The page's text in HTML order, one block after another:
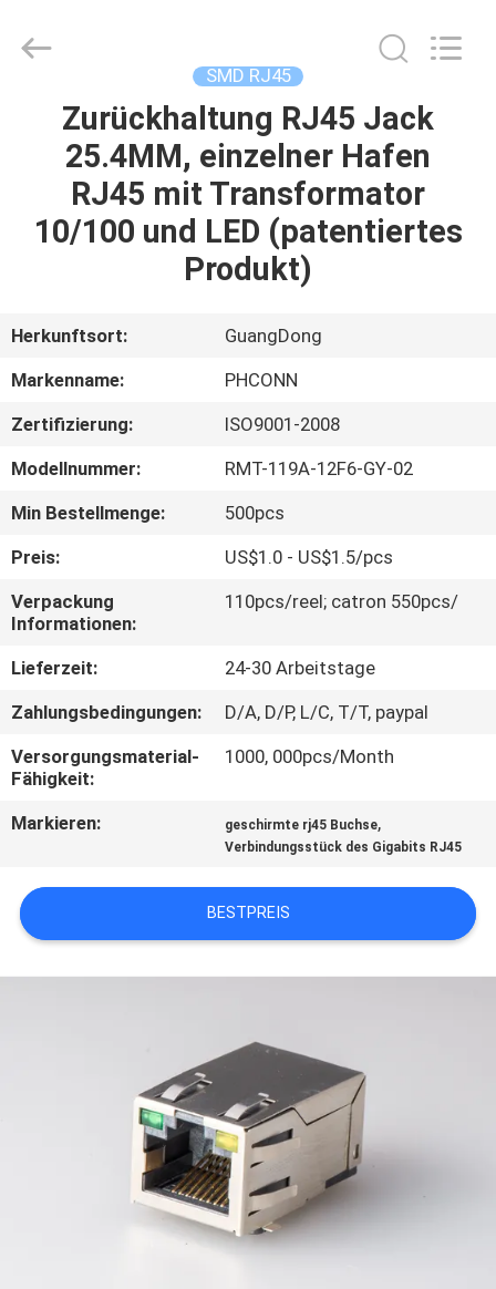
HAUS
PRODUKTE
FABRIK-
QUALITÄTSKONTROLLE
TRETEN
SIE
MIT
UNS
IN
VERBINDUNG
SITEMAP
PRIVACY
SMD RJ45
Zurückhaltung RJ45 Jack
25.4MM, einzelner Hafen
RJ45 mit Transformator
10/100 und LED (patentiertes
Produkt)
Herkunftsort:
GuangDong
Markenname:
PHCONN
Zertifizierung:
ISO9001-2008
Modellnummer:
RMT-119A-12F6-GY-02
Min Bestellmenge:
500pcs
Preis:
US$1.0 - US$1.5/pcs
Verpackung
Informationen:
110pcs/reel; catron 550pcs/
Lieferzeit:
24-30 Arbeitstage
Zahlungsbedingungen:
D/A, D/P, L/C, T/T, paypal
Versorgungsmaterial-
Fähigkeit:
1000, 000pcs/Month
Markieren: geschirmte rj45 Buchse,
Verbindungsstück des Gigabits RJ45
BESTPREIS